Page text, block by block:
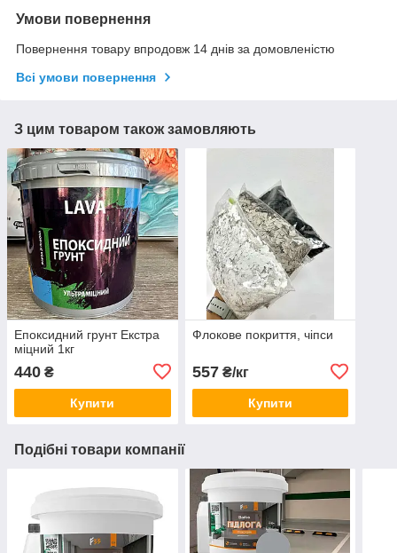
Умови повернення
Повернення товару впродовж 14 днів за домовленістю
Всі умови повернення
З цим товаром також замовляють
Епоксидний грунт Екстра
міцний 1кг
440 ₴
Купити
Флокове покриття, чіпси
557₴/кг
Купити
Подібні товари компанії